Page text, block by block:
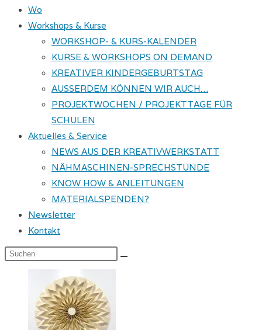
Wo
Workshops & Kurse
WORKSHOP- & KURS-KALENDER
KURSE & WORKSHOPS ON DEMAND
KREATIVER KINDERGEBURTSTAG
AUSSERDEM KÖNNEN WIR AUCH…
PROJEKTWOCHEN / PROJEKTTAGE FÜR
SCHULEN
Aktuelles & Service
NEWS AUS DER KREATIVWERKSTATT
NÄHMASCHINEN-SPRECHSTUNDE
KNOW HOW & ANLEITUNGEN
MATERIALSPENDEN?
Newsletter
Kontakt